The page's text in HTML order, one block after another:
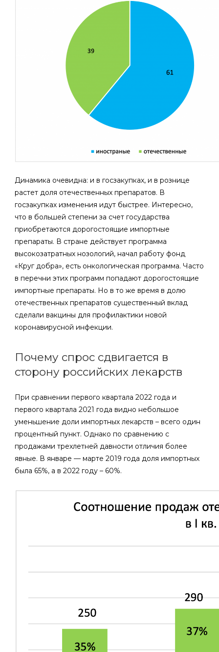
Динамика очевидна: и в госзакупках, и в рознице
растет доля отечественных препаратов. В
госзакупках изменения идут быстрее. Интересно,
что в большей степени за счет государства
приобретаются дорогостоящие импортные
препараты. В стране действует программа
высокозатратных нозологий, начал работу фонд
«Круг добра», есть онкологическая программа. Часто
в перечни этих программ попадают дорогостоящие
импортные препараты. Но в то же время в долю
отечественных препаратов существенный вклад
сделали вакцины для профилактики новой
коронавирусной инфекции.
Почему спрос сдвигается в
сторону российских лекарств
При сравнении первого квартала 2022 года и
первого квартала 2021 года видно небольшое
уменьшение доли импортных лекарств – всего один
процентный пункт. Однако по сравнению с
продажами трехлетней давности отличия более
явные. В январе — марте 2019 года доля импортных
была 65%, а в 2022 году – 60%.